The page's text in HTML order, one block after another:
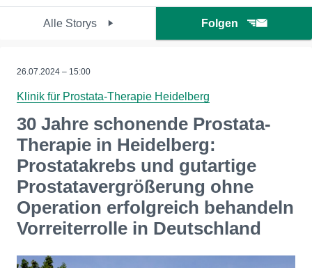
Alle Storys Folgen
26.07.2024 – 15:00
Klinik für Prostata-Therapie Heidelberg
30 Jahre schonende Prostata-
Therapie in Heidelberg:
Prostatakrebs und gutartige
Prostatavergrößerung ohne
Operation erfolgreich behandeln
Vorreiterrolle in Deutschland